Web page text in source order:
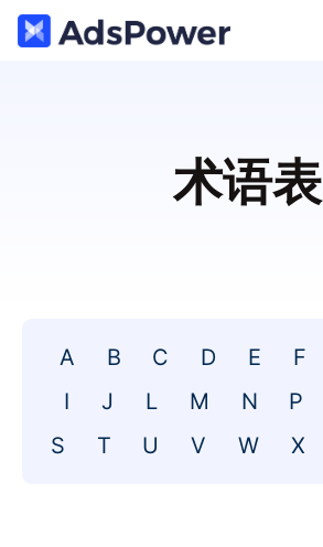
术语表
A B C D E F
I
J L M N P
S
T U V W X